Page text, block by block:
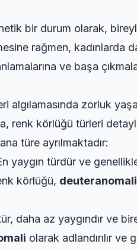
bir durum olarak,
rağmen,
ve başa
algılamasında zorluk
renk körlüğü türleri
türe ayrılmaktadır:
yaygın türdür ve
körlüğü, deuteranomali
daha az yaygındır ve
olarak adlandırılır